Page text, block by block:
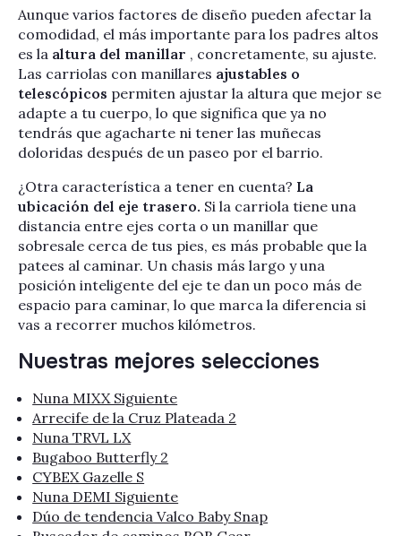
Aunque varios factores de diseño pueden afectar la
comodidad, el más importante para los padres altos
es la altura del manillar , concretamente, su ajuste.
Las carriolas con manillares ajustables o
telescópicos permiten ajustar la altura que mejor se
adapte a tu cuerpo, lo que significa que ya no
tendrás que agacharte ni tener las muñecas
doloridas después de un paseo por el barrio.
¿Otra característica a tener en cuenta? La
ubicación del eje trasero. Si la carriola tiene una
distancia entre ejes corta o un manillar que
sobresale cerca de tus pies, es más probable que la
patees al caminar. Un chasis más largo y una
posición inteligente del eje te dan un poco más de
espacio para caminar, lo que marca la diferencia si
vas a recorrer muchos kilómetros.
Nuestras mejores selecciones
Nuna MIXX Siguiente
Arrecife de la Cruz Plateada 2
Nuna TRVL LX
Bugaboo Butterfly 2
CYBEX Gazelle S
Nuna DEMI Siguiente
Dúo de tendencia Valco Baby Snap